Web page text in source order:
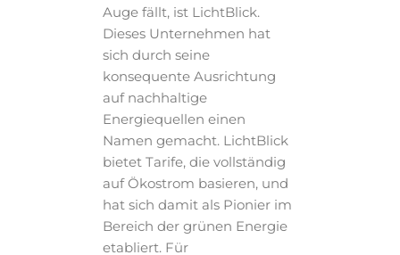
Auge fällt, ist LichtBlick.
Dieses Unternehmen hat
sich durch seine
konsequente Ausrichtung
auf nachhaltige
Energiequellen einen
Namen gemacht. LichtBlick
bietet Tarife, die vollständig
auf Ökostrom basieren, und
hat sich damit als Pionier im
Bereich der grünen Energie
etabliert. Für